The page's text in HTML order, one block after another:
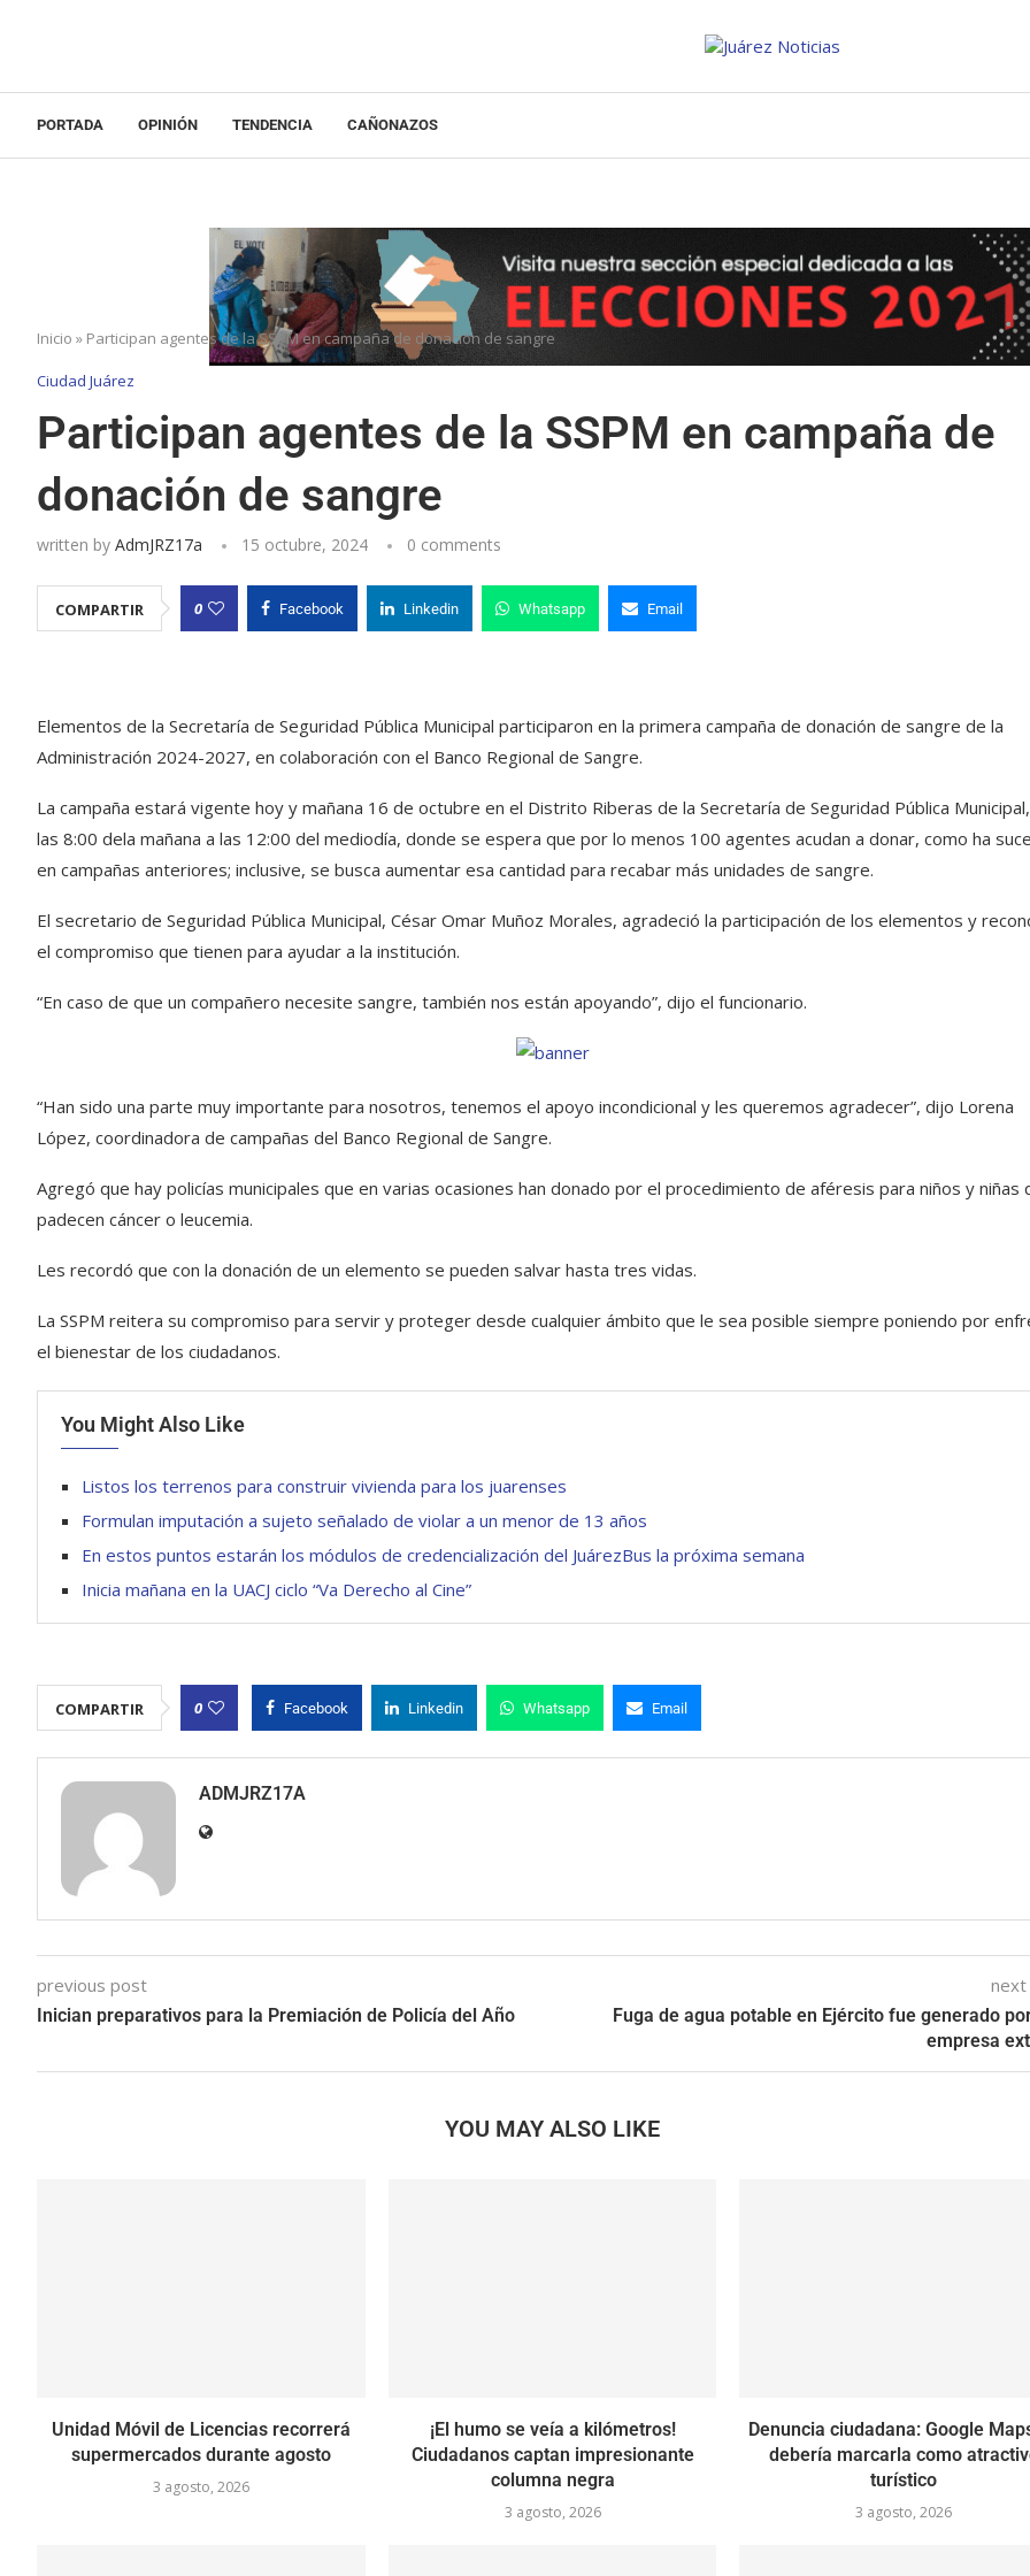
PORTADA OPINIÓN TENDENCIA CAÑONAZOS
Inicio » Participan agentes de la SSPM en campaña de donación de sangre
Ciudad Juárez
Participan agentes de la SSPM en campaña de
donación de sangre
written by AdmJRZ17a 15 octubre, 2024 0 comments
COMPARTIR 0 Facebook Linkedin Whatsapp Email
Elementos de la Secretaría de Seguridad Pública Municipal participaron en la primera campaña de donación de sangre de la
Administración 2024-2027, en colaboración con el Banco Regional de Sangre.
La campaña estará vigente hoy y mañana 16 de octubre en el Distrito Riberas de la Secretaría de Seguridad Pública
las 8:00 dela mañana a las 12:00 del mediodía, donde se espera que por lo menos 100 agentes acudan a donar, como ha
en campañas anteriores; inclusive, se busca aumentar esa cantidad para recabar más unidades de sangre.
El secretario de Seguridad Pública Municipal, César Omar Muñoz Morales, agradeció la participación de los elementos y
el compromiso que tienen para ayudar a la institución.
“En caso de que un compañero necesite sangre, también nos están apoyando”, dijo el funcionario.
“Han sido una parte muy importante para nosotros, tenemos el apoyo incondicional y les queremos agradecer”, dijo Lorena
López, coordinadora de campañas del Banco Regional de Sangre.
Agregó que hay policías municipales que en varias ocasiones han donado por el procedimiento de aféresis para niños y niñas
padecen cáncer o leucemia.
Les recordó que con la donación de un elemento se pueden salvar hasta tres vidas.
La SSPM reitera su compromiso para servir y proteger desde cualquier ámbito que le sea posible siempre poniendo por
el bienestar de los ciudadanos.
You Might Also Like
Listos los terrenos para construir vivienda para los juarenses
Formulan imputación a sujeto señalado de violar a un menor de 13 años
En estos puntos estarán los módulos de credencialización del JuárezBus la próxima semana
Inicia mañana en la UACJ ciclo “Va Derecho al Cine”
COMPARTIR 0 Facebook Linkedin Whatsapp Email
ADMJRZ17A
previous post
Inician preparativos para la Premiación de Policía del Año
Fuga de agua potable en Ejército fue generado
empresa
YOU MAY ALSO LIKE
Unidad Móvil de Licencias recorrerá
supermercados durante agosto
3 agosto, 2026
¡El humo se veía a kilómetros!
Ciudadanos captan impresionante
columna negra
3 agosto, 2026
Denuncia ciudadana: Google
debería marcarla como
turístico
3 agosto, 2026